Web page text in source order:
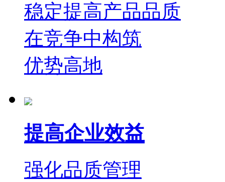
稳定提高产品品质
在竞争中构筑
优势高地
提高企业效益
强化品质管理